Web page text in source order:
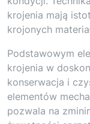
krojenia mają
krojonych
Podstawowym
krojenia w
konserwacja i
elementów
pozwala na